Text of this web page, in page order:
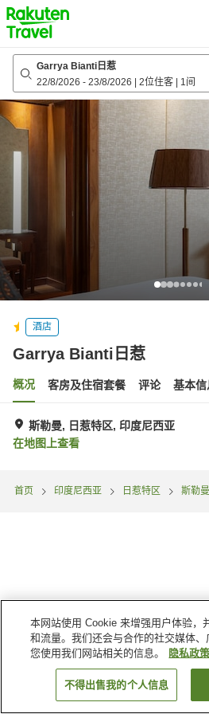
to
top
page
Garrya Bianti日惹
22/8/2026 - 23/8/2026 2位住客 1间
酒店
Garrya Bianti日惹
概况 客房及住宿套餐 评论 基本信
斯勒曼, 日惹特区, 印度尼西亚
在地图上查看
首页 印度尼西亚 日惹特区 斯勒曼
搜索客房
本网站使用 Cookie 来增强用户体验，
和流量。我们还会与合作的社交媒体
您使用我们网站相关的信息。
隐私政策
不得出售我的个人信息